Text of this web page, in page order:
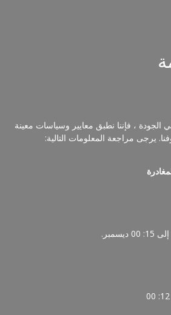
الجودة ، فإننا نطبق معايير وسياسات معينة
يرجى مراجعة المعلومات التالية:​